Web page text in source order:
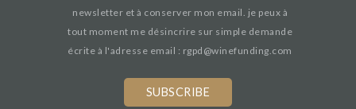
newsletter et à conserver mon email. je peux à
tout moment me désincrire sur simple demande
écrite à l'adresse email : rgpd@winefunding.com